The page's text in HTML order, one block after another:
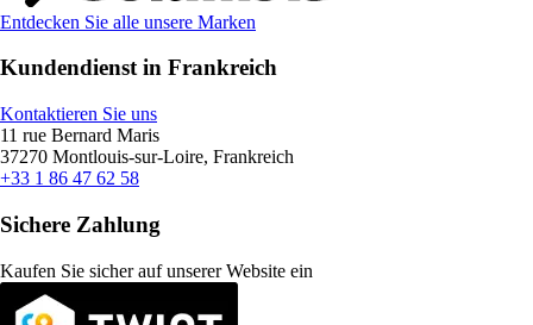
Entdecken Sie alle unsere Marken
Kundendienst in Frankreich
Kontaktieren Sie uns
11 rue Bernard Maris
37270 Montlouis-sur-Loire, Frankreich
+33 1 86 47 62 58
Sichere Zahlung
Kaufen Sie sicher auf unserer Website ein